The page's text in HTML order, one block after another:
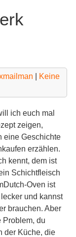
Keine
ich euch mal
zeigen,
eine Geschichte
erzählen.
kennt, dem ist
Schichtfleisch
Oven ist
und kannst
brauchen. Aber
Problem, du
der Küche, die